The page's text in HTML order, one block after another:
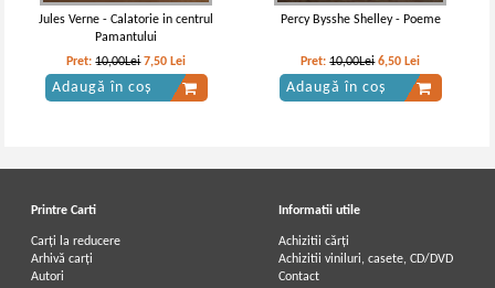
Theophile Gautier - Capitaine Theophile Gautier - Capitanul
Jules Verne - Calatorie in centrul
Pamantului
Pret:10,00Lei 7,50 Lei
Adaugă în coș
Percy Bysshe Shelley - Poeme
Pret:10,00Lei 6,50 Lei
Adaugă în coș
Printre Carti
Carți la reducere
Arhivă carți
Autori
Informatii utile
Achizitii cărți
Achizitii viniluri, casete, CD/DVD
Contact